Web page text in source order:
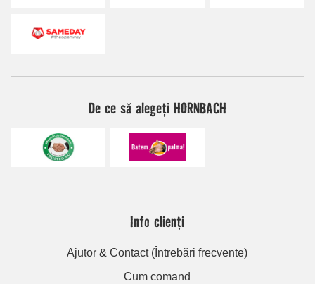
De ce să alegeți HORNBACH
Info clienți
Ajutor & Contact (Întrebări frecvente)
Cum comand